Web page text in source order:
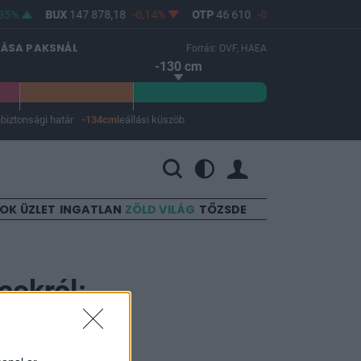
BUX147 878,18 -0,14% OTP 46 610 -0,3%
PAKSNÁL Forrás: OVF, HAEA
-130 cm
biztonsági határ -134cm leállási küszöb
ÜZLET INGATLAN ZÖLD VILÁG TŐZSDE